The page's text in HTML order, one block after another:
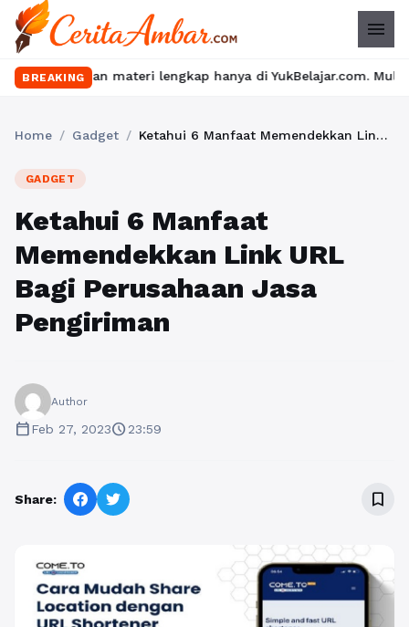
menu
BREAKING
materi lengkap hanya di YukBelajar.com. Mulai langkah
Home / Gadget / Ketahui 6 Manfaat Memendekkan Link URL Bagi Perusahaan Jasa Pengiriman
GADGET
Ketahui 6 Manfaat
Memendekkan Link URL
Bagi Perusahaan Jasa
Pengiriman
Author
calendar_todayFeb 27, 2023schedule23:59
Share: bookmark_border